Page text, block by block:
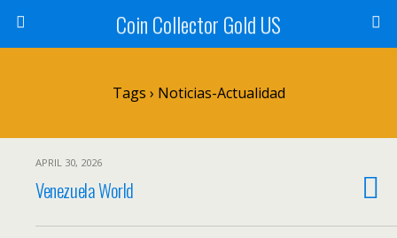
Coin Collector Gold US
Tags › Noticias-Actualidad
APRIL 30, 2026
Venezuela World